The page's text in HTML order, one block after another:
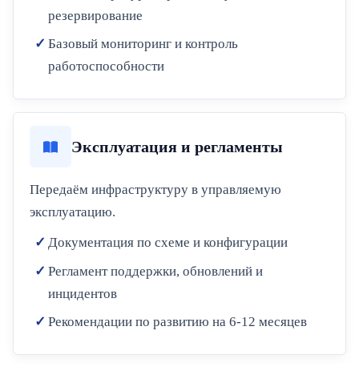
резервирование
Базовый мониторинг и контроль
работоспособности
Эксплуатация и регламенты
Передаём инфраструктуру в управляемую
эксплуатацию.
Документация по схеме и конфигурации
Регламент поддержки, обновлений и
инцидентов
Рекомендации по развитию на 6-12 месяцев